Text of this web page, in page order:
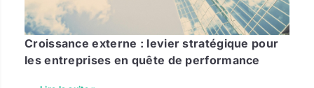
Croissance externe : levier stratégique pour
les entreprises en quête de performance